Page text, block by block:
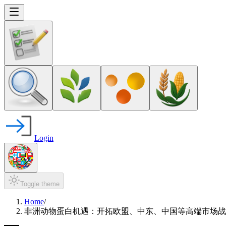
Login
Toggle theme
Home/
非洲动物蛋白机遇：开拓欧盟、中东、中国等高端市场